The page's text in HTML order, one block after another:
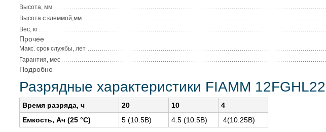
Высота, мм
Высота с клеммой,мм
Вес, кг
Прочее
Макс. срок службы, лет
Гарантия, мес
Подробно
Разрядные характеристики FIAMM 12FGHL22
Время разряда, ч 20 10
4
Емкость, Ач (25 °С)
5 (10.5В) 4.5 (10.5В) 4(10.25В)